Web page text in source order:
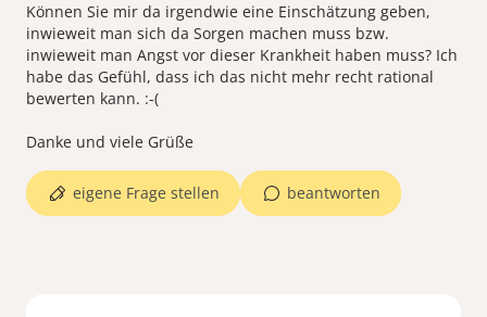
Können Sie mir da irgendwie eine Einschätzung geben,
inwieweit man sich da Sorgen machen muss bzw.
inwieweit man Angst vor dieser Krankheit haben muss? Ich
habe das Gefühl, dass ich das nicht mehr recht rational
bewerten kann. :-(
beantworten
eigene Frage stellen